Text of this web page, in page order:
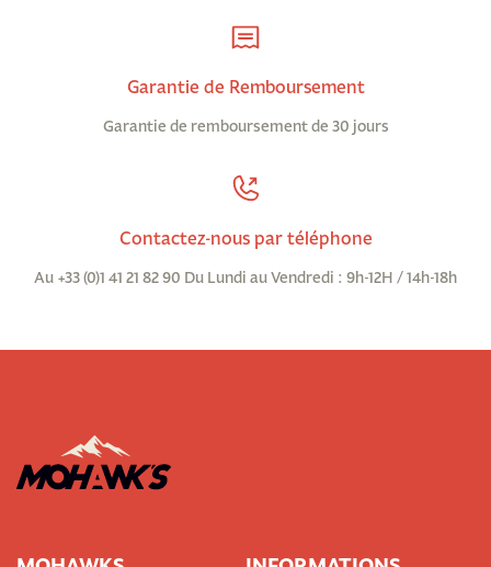
Garantie de Remboursement
Garantie de remboursement de 30 jours
Contactez-nous par téléphone
Au +33 (0)1 41 21 82 90 Du Lundi au Vendredi : 9h-12H / 14h-18h